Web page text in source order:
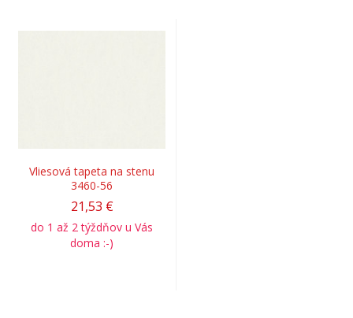
Vliesová tapeta na stenu
3460-56
21,53 €
do 1 až 2 týždňov u Vás
doma :-)